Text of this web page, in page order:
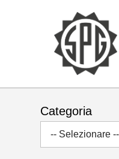
Categoria
-- Selezionare --